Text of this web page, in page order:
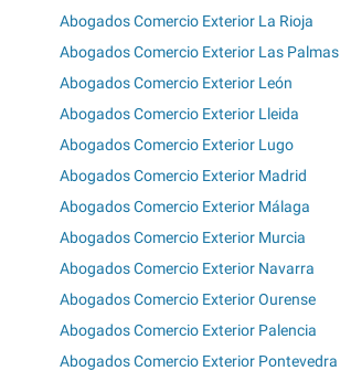
Abogados Comercio Exterior La Rioja
Abogados Comercio Exterior Las Palmas
Abogados Comercio Exterior León
Abogados Comercio Exterior Lleida
Abogados Comercio Exterior Lugo
Abogados Comercio Exterior Madrid
Abogados Comercio Exterior Málaga
Abogados Comercio Exterior Murcia
Abogados Comercio Exterior Navarra
Abogados Comercio Exterior Ourense
Abogados Comercio Exterior Palencia
Abogados Comercio Exterior Pontevedra